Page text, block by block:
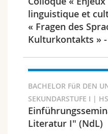
Math.-Nat. und Med.
Interfakultär
Mitarbeitende
Doktorierende
Webmail
Vorlesungsverzeichnis
Semester
Sprachen
linguistique et
« Fragen des
Kulturkontakts »
BACHELOR FüR DEN
SEKUNDARSTUFE I |
Literatur I" (NdL)